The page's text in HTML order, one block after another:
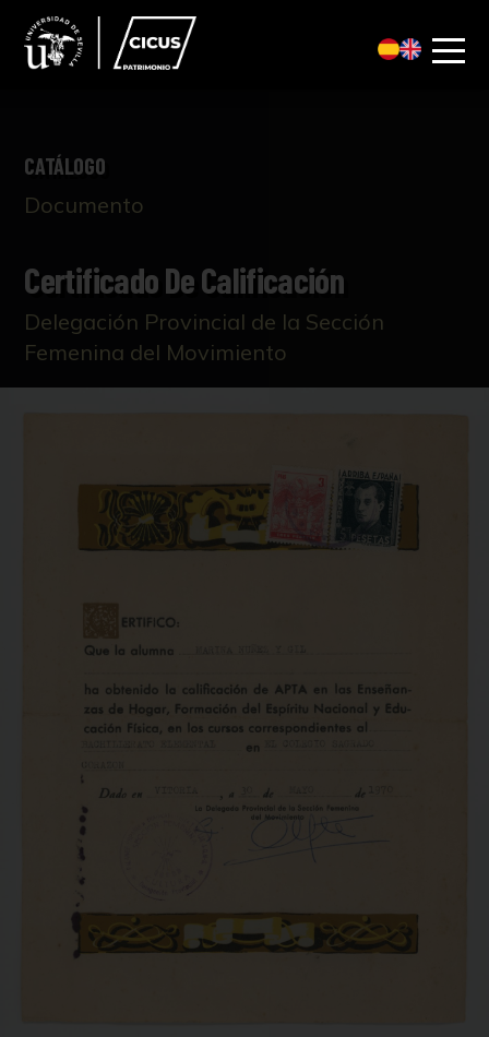
CATÁLOGO
Documento
Certificado De Calificación
Delegación Provincial de la Sección
Femenina del Movimiento